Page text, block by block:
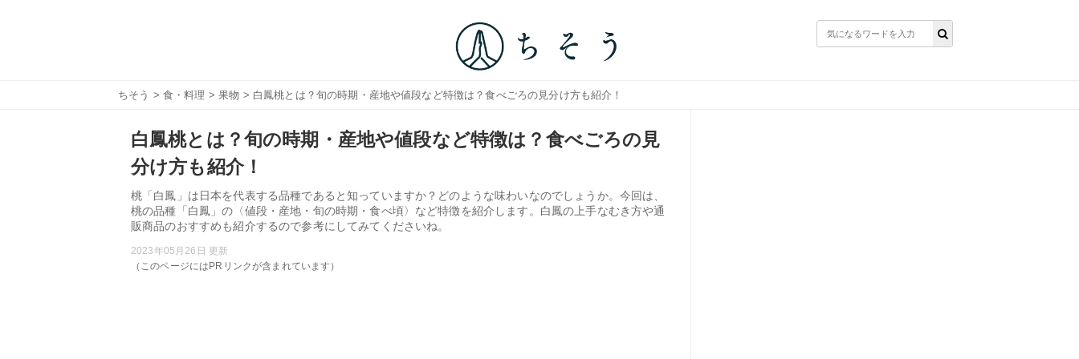
ちそう > 食・料理 >果物 > 白鳳桃とは？旬の時期・産地や値段など特徴は？食べごろの見分け方も紹介！
白鳳桃とは？旬の時期・産地や値段など特徴は？食べごろの見
分け方も紹介！
桃「白鳳」は日本を代表する品種であると知っていますか？どのような味わいなのでしょうか。今回は、
桃の品種「白鳳」の〈値段・産地・旬の時期・食べ頃〉など特徴を紹介します。白鳳の上手なむき方や通
販商品のおすすめも紹介するので参考にしてみてくださいね。
2023年05月26日 更新
（このページにはPRリンクが含まれています）